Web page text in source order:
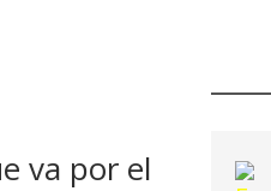
va por el